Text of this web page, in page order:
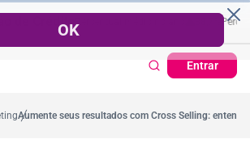
Percentual no
Entrar
Cartão de Crédito | Cadastro Positivo
Aumente seus resultados com Cross Selling: